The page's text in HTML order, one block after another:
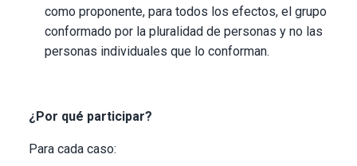
como proponente, para todos los efectos, el grupo
conformado por la pluralidad de personas y no las
personas individuales que lo conforman.
¿Por qué participar?
Para cada caso: